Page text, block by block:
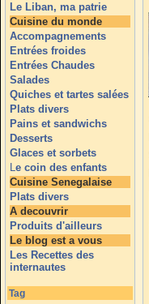
Le Liban, ma patrie
Cuisine du monde
Accompagnements
Entrées froides
Entrées Chaudes
Salades
Quiches et tartes salées
Plats divers
Pains et sandwichs
Desserts
Glaces et sorbets
Le coin des enfants
Cuisine Senegalaise
Plats divers
A decouvrir
Produits d'ailleurs
Le blog est a vous
Les Recettes des
internautes
Tag